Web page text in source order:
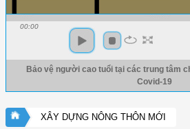
00:00
Bảo vệ người cao tuổi tại các trung tâm
Covid-19
XÂY DỰNG NÔNG THÔN MỚI